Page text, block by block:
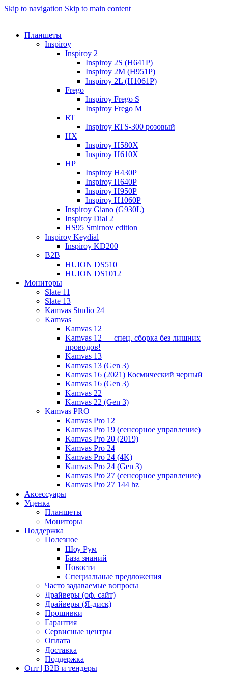
Skip to navigation Skip to main content
Планшеты
Inspiroy
Inspiroy 2
Inspiroy 2S (H641P)
Inspiroy 2M (H951P)
Inspiroy 2L (H1061P)
Frego
Inspiroy Frego S
Inspiroy Frego M
RT
Inspiroy RTS-300 розовый
HX
Inspiroy H580X
Inspiroy H610X
HP
Inspiroy H430P
Inspiroy H640P
Inspiroy H950P
Inspiroy H1060P
Inspiroy Giano (G930L)
Inspiroy Dial 2
HS95 Smirnov edition
Inspiroy Keydial
Inspiroy KD200
B2B
HUION DS510
HUION DS1012
Мониторы
Slate 11
Slate 13
Kamvas Studio 24
Kamvas
Kamvas 12
Kamvas 12 — спец. сборка без лишних
проводов!
Kamvas 13
Kamvas 13 (Gen 3)
Kamvas 16 (2021) Космический черный
Kamvas 16 (Gen 3)
Kamvas 22
Kamvas 22 (Gen 3)
Kamvas PRO
Kamvas Pro 12
Kamvas Pro 19 (сенсорное управление)
Kamvas Pro 20 (2019)
Kamvas Pro 24
Kamvas Pro 24 (4K)
Kamvas Pro 24 (Gen 3)
Kamvas Pro 27 (сенсорное управление)
Kamvas Pro 27 144 hz
Аксессуары
Уценка
Планшеты
Мониторы
Поддержка
Полезное
Шоу Рум
База знаний
Новости
Специальные предложения
Часто задаваемые вопросы
Драйверы (оф. сайт)
Драйверы (Я-диск)
Прошивки
Гарантия
Сервисные центры
Оплата
Доставка
Поддержка
Опт | B2B и тендеры